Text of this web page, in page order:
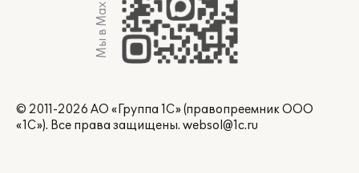
Мы в Max
© 2011-2026 АО «Группа 1С» (правопреемник ООО
«1С»). Все права защищены. websol@1c.ru